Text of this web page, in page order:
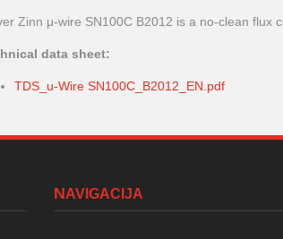
Zinn μ-wire SN100C B2012 is a no-clean flux
data sheet:
TDS_u-Wire SN100C_B2012_EN.pdf
NAVIGACIJA